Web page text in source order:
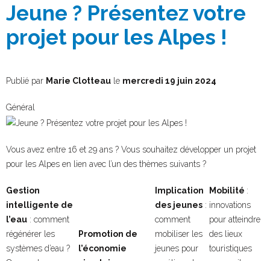
Jeune ? Présentez votre
projet pour les Alpes !
Publié par Marie Clotteau le mercredi 19 juin 2024
Général
Vous avez entre 16 et 29 ans ? Vous souhaitez développer un projet
pour les Alpes en lien avec l’un des thèmes suivants ?
Gestion
intelligente de
l’eau : comment
régénérer les
systèmes d’eau ?
Promotion de
l’économie
Implication
des jeunes:
comment
mobiliser les
jeunes pour
Mobilité :
innovations
pour atteindre
des lieux
touristiques